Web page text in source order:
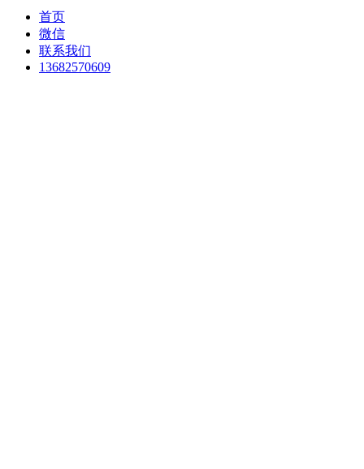
首页
微信
联系我们
13682570609